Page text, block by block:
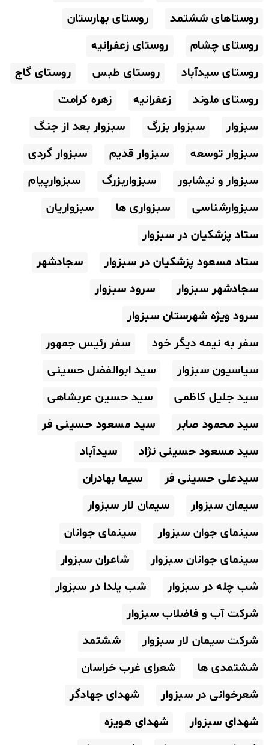
روستاهای ششتمد
روستای بهارستان
روستای چشام
روستای زعفرانیه
روستای سیدآباد
روستای طبس
روستای گاج
روستای ملوند
زعفرانیه
زهره کرامت
سبزوار
سبزوار بزرگ
سبزوار بعد از جنگ
سبزوار توسعه
سبزوار قدیم
سبزوار گردی
سبزوار و نیشابور
سبزواربزرگ
سبزوارپیام
سبزوارشناسی
سبزواری ها
سبزواریان
ستاد پزشکیان در سبزوار
ستاد مسعود پزشکیان در سبزوار
سجادشهر
سجادشهر سبزوار
سرود سبزوار
سرود ویژه شهرستان سبزوار
سفر به نیمه دیگر خود
سفر رئیس جمهور
سیاسیون سبزوار
سید ابوالفضل حسینی
سید جلیل کاظمی
سید حسین عربشاهی
سید محمود صابر
سید مسعود حسینی فر
سید مسعود حسینی نژاد
سیدآباد
سیدعلی حسینی فر
سیما بهادران
سیمان سبزوار
سیمان لار سبزوار
سینمای جوان سبزوار
سینمای جوانان
سینمای جوانان سبزوار
شاعران سبزوار
شب چله در سبزوار
شب یلدا در سبزوار
شرکت آب و فاضلاب سبزوار
شرکت سیمان لار سبزوار
ششتمد
ششتمدی ها
شعرای غرب خراسان
شعرخوانی در سبزوار
شهدای جهادگر
شهدای سبزوار
شهدای هویزه